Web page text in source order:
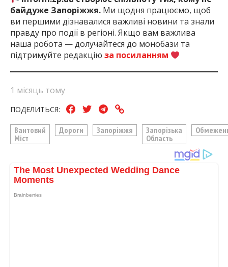
байдуже Запоріжжя. Ми щодня працюємо, щоб
ви першими дізнавалися важливі новини та знали
правду про події в регіоні. Якщо вам важлива
наша робота — долучайтеся до монобази та
підтримуйте редакцію за посиланням
1 місяць тому
ПОДЕЛИТЬСЯ:
Вантовий
Міст
Дороги Запоріжжя
Запорізька
Область